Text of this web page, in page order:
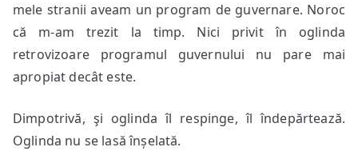
mele stranii aveam un program de guvernare. Noroc
că m-am trezit la timp. Nici privit în oglinda
retrovizoare programul guvernului nu pare mai
apropiat decât este.
Dimpotrivă, şi oglinda îl respinge, îl îndepărtează.
Oglinda nu se lasă înșelată.